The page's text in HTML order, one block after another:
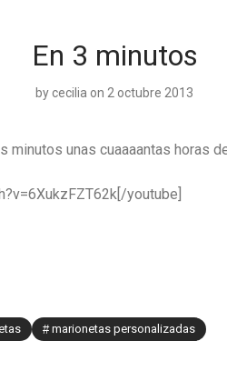
En 3 minutos
bycecilia on 2 octubre 2013
unas cuaaaantas horas
youtube]
marionetas personalizadas